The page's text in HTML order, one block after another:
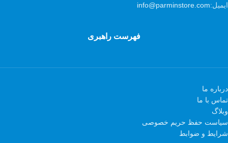
ایمیل:info@parminstore.com
فهرست راهبری
درباره ما
تماس با ما
وبلاگ
سیاست حفظ حریم خصوصی
شرایط و ضوابط